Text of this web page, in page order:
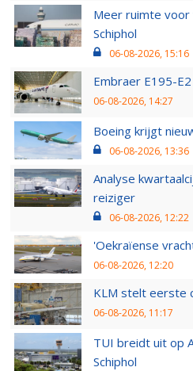
Meer ruimte voor
Schiphol
06-08-2026, 15:16
Embraer E195-
06-08-2026, 14:27
Boeing krijgt
06-08-2026, 13:36
Analyse
reiziger
06-08-2026, 12:22
'Oekraïense
06-08-2026, 12:20
KLM stelt eerste
06-08-2026, 11:17
TUI breidt uit op
Schiphol